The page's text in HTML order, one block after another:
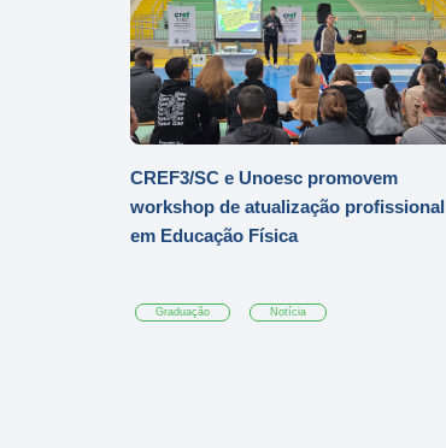
CREF3/SC e Unoesc promovem
workshop de atualização profissional
em Educação Física
Graduação Notícia